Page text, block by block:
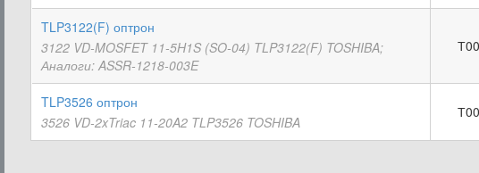
TLP3122(F) оптрон
3122 VD-MOSFET 11-5H1S (SO-04) TLP3122(F) TOSHIBA;
Аналоги: ASSR-1218-003E
TLP3526 оптрон
3526 VD-2xTriac 11-20A2 TLP3526 TOSHIBA